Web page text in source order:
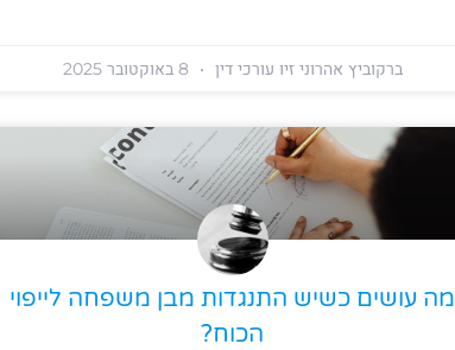
ברקוביץ אהרוני זיו עורכי דין
מה עושים כשיש התנגדות מבן משפחה לייפוי
הכוח?